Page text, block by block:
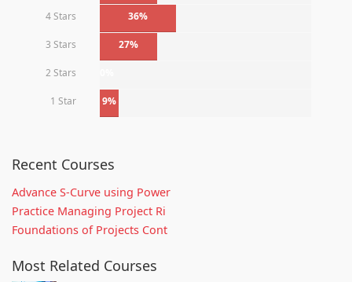
4 Stars 36%
3 Stars 27%
2 Stars
1 Star 9%
Recent Courses
Advance S-Curve using Power
Practice Managing Project Ri
Foundations of Projects Cont
Most Related Courses